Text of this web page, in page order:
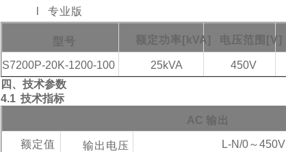
专业版
型号 额定功率 [ kVA] 电压范围 [V]
S7200P-20K-1200-100 25kVA 450V
四、技术参数
4.1 技术指标
AC 输出
额定值 输出电压 L-N/0～450V